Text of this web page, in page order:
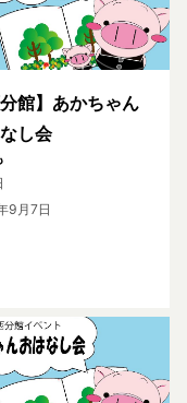
分館】あかちゃん
し会
9月7日